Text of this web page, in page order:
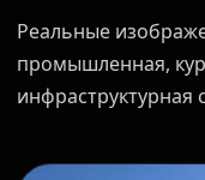
Реальные
промышленная,
инфраструктурная